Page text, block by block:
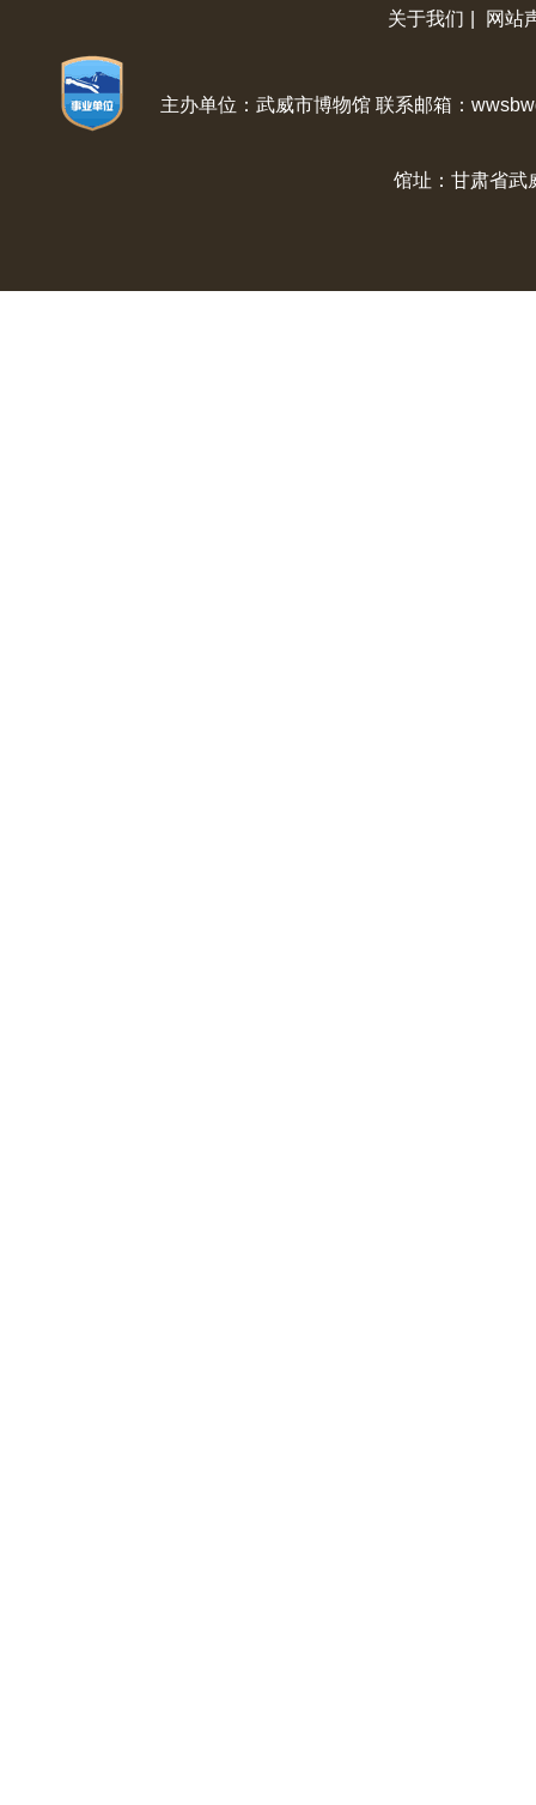
关于我们 网站
主办单位：武威市博物馆 联系邮箱：
馆址：甘肃省武